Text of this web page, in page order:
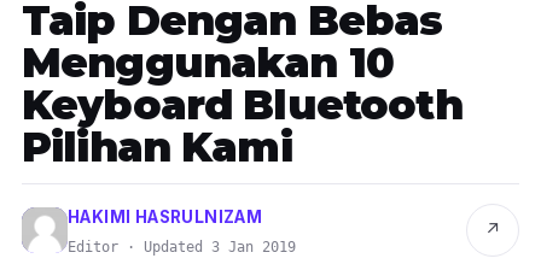
Taip Dengan Bebas
Menggunakan 10
Keyboard Bluetooth
Pilihan Kami
HAKIMI HASRULNIZAM
Editor · Updated 3 Jan 2019
↗